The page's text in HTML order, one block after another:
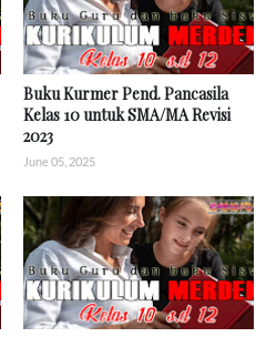
Buku Kurmer Pend. Pancasila
Kelas 10 untuk SMA/MA Revisi
2023
June 05, 2025